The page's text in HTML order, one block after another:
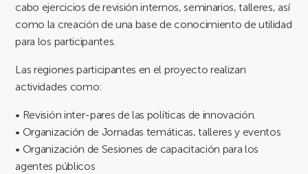
cabo ejercicios de revisión internos, seminarios, talleres, así
como la creación de una base de conocimiento de utilidad
para los participantes.
Las regiones participantes en el proyecto realizan
actividades como:
• Revisión inter-pares de las políticas de innovación.
• Organización de Jornadas temáticas, talleres y eventos
• Organización de Sesiones de capacitación para los
agentes públicos